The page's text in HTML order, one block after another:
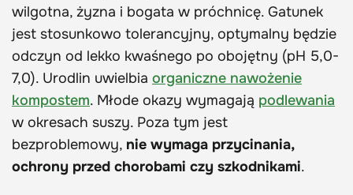
wilgotna, żyzna i bogata w próchnicę. Gatunek
jest stosunkowo tolerancyjny, optymalny będzie
odczyn od lekko kwaśnego po obojętny (pH 5,0-
7,0). Urodlin uwielbia organiczne nawożenie
kompostem. Młode okazy wymagają podlewania
w okresach suszy. Poza tym jest
bezproblemowy, nie wymaga przycinania,
ochrony przed chorobami czy szkodnikami.